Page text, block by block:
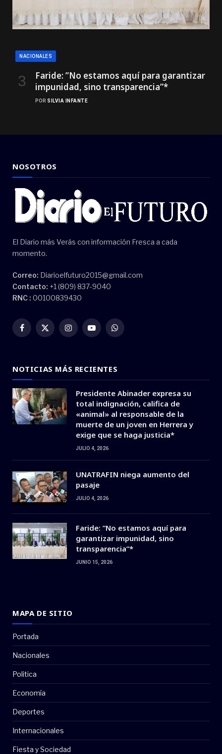
NACIONALES
Faride: ”No estamos aquí para garantizar
impunidad, sino transparencia”*
POR SILVIA INFANTE
NOSOTROS
El Diario más Verás con información Fresca a cada
momento.
Correo: Diarioelfuturo2015@gmail.com
Contacto: +1 (809) 837-9040
RNC : 00100839430
Facebook
X
InstagramYouTubeWhatsApp
NOTICIAS MÁS RECIENTES
Presidente Abinader expresa su
total indignación, califica de
«animal» al responsable de la
muerte de un joven en Herrera y
exige que se haga justicia*
JULIO 4, 2026
UNATRAFIN niega aumento del
pasaje
JULIO 4, 2026
Faride: ”No estamos aquí para
garantizar impunidad, sino
transparencia”*
JUNIO 15, 2026
MAPA DE SITIO
Portada
Nacionales
Politica
Economía
Deportes
Internacionales
Fiesta y Sociedad